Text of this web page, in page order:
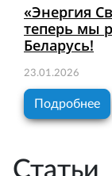
«Энергия
теперь мы
Беларусь!
23.01.2026
Подробнее
Статьи